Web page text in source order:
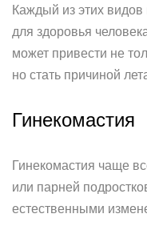
Каждый из этих
для здоровья
может привести не
но стать причиной
Гинекомастия
Гинекомастия чаще
или парней
естественными